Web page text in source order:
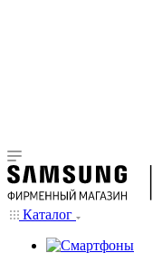
Каталог